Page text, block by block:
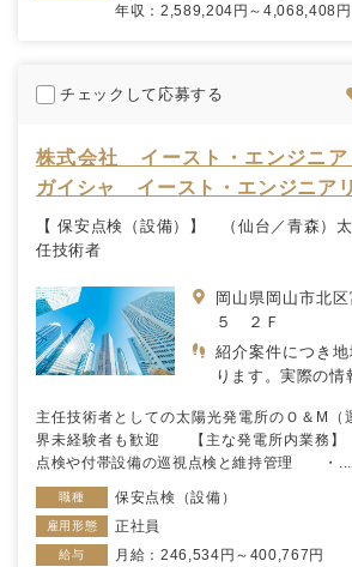
年収：2,589,204円～4,068,408円
チェックして応募する
株式会社 イースト・エンジニア
ガイシャ イースト・エンジニア
【 保安点検（設備）】 （仙台／青森）
任技術者
岡山県岡山市北
５ ２Ｆ
紹介案件につき
ります。実際の情
主任技術者としての太陽光発電所のＯ＆М
界未経験者も歓迎 【主な発電所内業務
点検や付帯設備の巡視点検と維持管理 ・...
職種 保安点検（設備）
雇用形態 正社員
給与
月給：246,534円～400,767円